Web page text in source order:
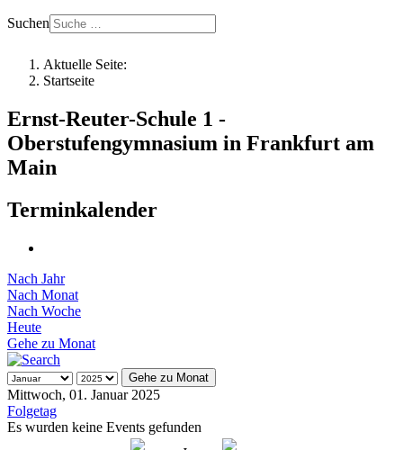
Suchen
Aktuelle Seite:
Startseite
Ernst-Reuter-Schule 1 -
Oberstufengymnasium in Frankfurt am
Main
Terminkalender
Nach Jahr
Nach Monat
Nach Woche
Heute
Gehe zu Monat
Gehe zu Monat
Mittwoch, 01. Januar 2025
Folgetag
Es wurden keine Events gefunden